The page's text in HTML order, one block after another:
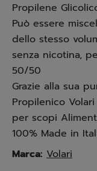
Propilene
Può essere
dello stesso
senza nicotina,
50/50
Grazie alla sua
Propilenico
per scopi
100% Made in
Marca: Volari